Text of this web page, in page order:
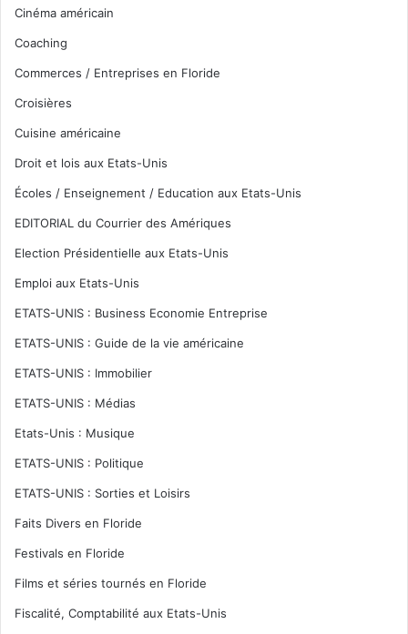
Cinéma américain
Coaching
Commerces / Entreprises en Floride
Croisières
Cuisine américaine
Droit et lois aux Etats-Unis
Écoles / Enseignement / Education aux Etats-Unis
EDITORIAL du Courrier des Amériques
Election Présidentielle aux Etats-Unis
Emploi aux Etats-Unis
ETATS-UNIS : Business Economie Entreprise
ETATS-UNIS : Guide de la vie américaine
ETATS-UNIS : Immobilier
ETATS-UNIS : Médias
Etats-Unis : Musique
ETATS-UNIS : Politique
ETATS-UNIS : Sorties et Loisirs
Faits Divers en Floride
Festivals en Floride
Films et séries tournés en Floride
Fiscalité, Comptabilité aux Etats-Unis